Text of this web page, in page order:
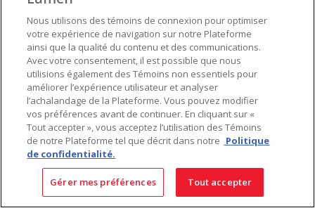
Fait au Canada avec des composants canadiens et importés
INSCRIVEZ-VOUS À L'INFOLETTRE
Obtenez des informations à jour sur les offres de Lumen
Nous utilisons des témoins de connexion pour optimiser
votre expérience de navigation sur notre Plateforme
ainsi que la qualité du contenu et des communications.
Avec votre consentement, il est possible que nous
utilisions également des Témoins non essentiels pour
améliorer l’expérience utilisateur et analyser
l’achalandage de la Plateforme. Vous pouvez modifier
vos préférences avant de continuer. En cliquant sur «
Tout accepter », vous acceptez l’utilisation des Témoins
de notre Plateforme tel que décrit dans notre Politique
de confidentialité.
Gérer mes préférences Tout accepter